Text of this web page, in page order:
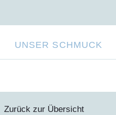
UNSER SCHMUCK
Zurück zur Übersicht